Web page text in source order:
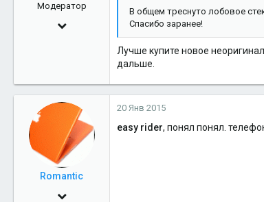
Модератор
11 Фев 2010
38
В общем треснуто лобовое
Спасибо заранее!
Лучше купите новое
дальше.
Romantic
21 Сен 2009
20 Янв 2015
easy rider, понял понял.